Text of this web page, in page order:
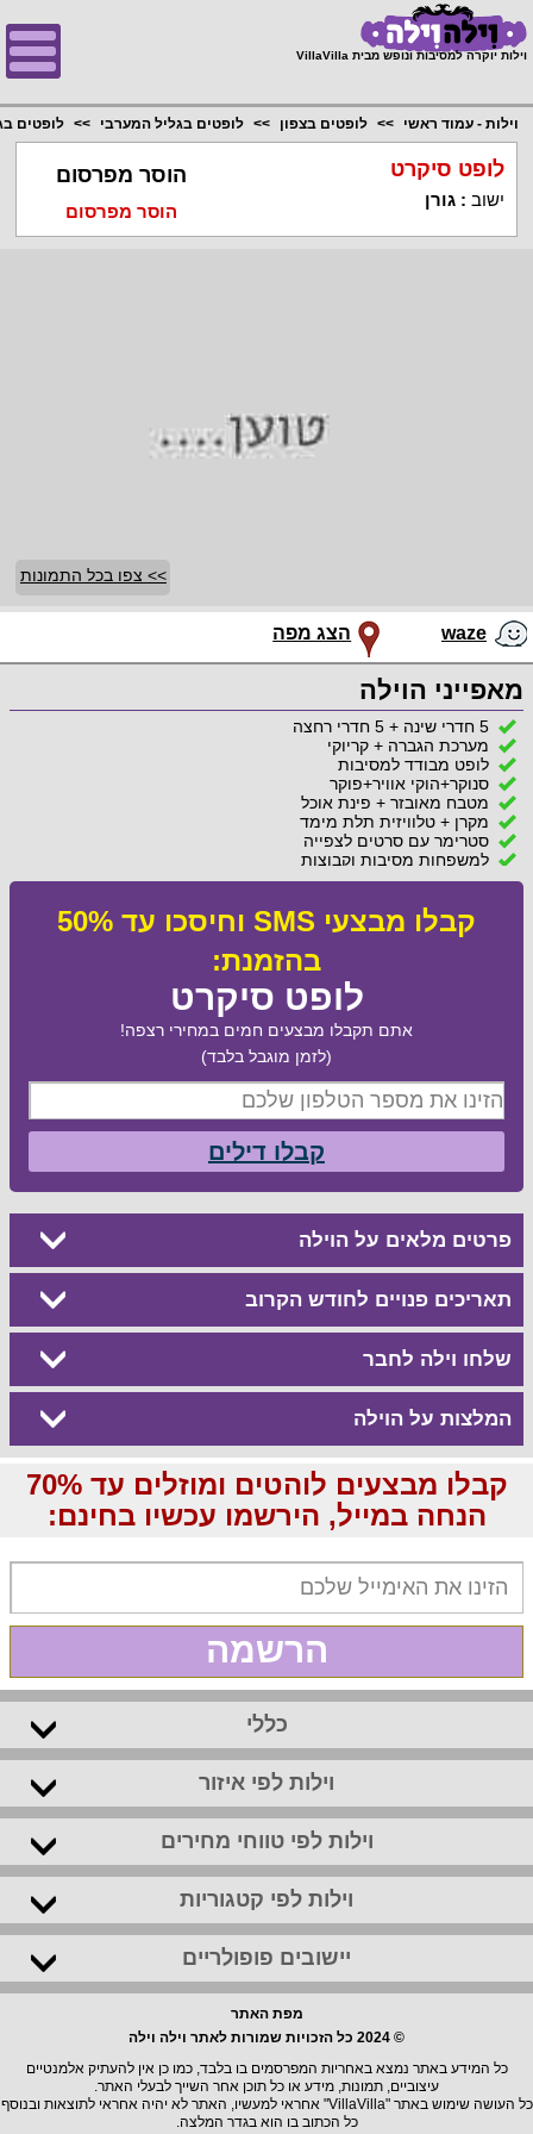
וילות יוקרה למסיבות ונופש מבית VillaVilla
וילות - עמוד ראשי לופטים בצפון לופטים בגליל המערבי לופטים
לופט סיקרט
ישוב :גורן
הוסר מפרסום
הוסר מפרסום
>> צפו בכל התמונות
waze הצג מפה
מאפייני הוילה
5 חדרי שינה + 5 חדרי רחצה
מערכת הגברה + קריוקי
לופט מבודד למסיבות
סנוקר+הוקי אוויר+פוקר
מטבח מאובזר + פינת אוכל
מקרן + טלוויזית תלת מימד
סטרימר עם סרטים לצפייה
למשפחות מסיבות וקבוצות
קבלו מבצעי SMS וחיסכו עד 50%
בהזמנת:
לופט סיקרט
אתם תקבלו מבצעים חמים במחירי רצפה!
(לזמן מוגבל בלבד)
קבלו דילים
פרטים מלאים על הוילה
תאריכים פנויים לחודש הקרוב
שלחו וילה לחבר
המלצות על הוילה
קבלו מבצעים לוהטים ומוזלים עד 70%
הנחה במייל, הירשמו עכשיו בחינם:
הרשמה
כללי
וילות לפי איזור
וילות לפי טווחי מחירים
וילות לפי קטגוריות
יישובים פופולריים
מפת האתר
© 2024 כל הזכויות שמורות לאתר וילה וילה
כל המידע באתר נמצא באחריות המפרסמים בו בלבד, כמו כן אין להעתיק אלמנטיים
עיצוביים, תמונות, מידע או כל תוכן אחר השייך לבעלי האתר.
כל העושה שימוש באתר "VillaVilla" אחראי למעשיו, האתר לא יהיה אחראי לתוצאות ובנוסף
כל הכתוב בו הוא בגדר המלצה.